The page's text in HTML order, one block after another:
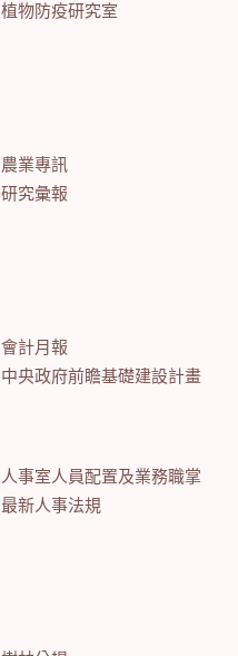
植物防疫研究室
農業專訊
研究彙報
會計月報
中央政府前瞻基礎建設計畫特別預算會計月報
人事室人員配置及業務職掌
最新人事法規